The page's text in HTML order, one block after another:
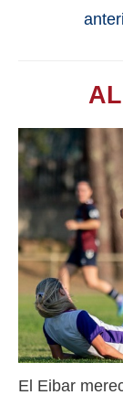
El Eibar